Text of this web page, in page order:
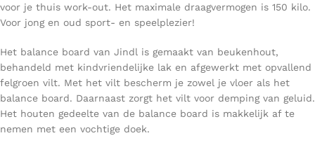
voor je thuis work-out. Het maximale draagvermogen is 150 kilo.
Voor jong en oud sport- en speelplezier!
Het balance board van Jindl is gemaakt van beukenhout,
behandeld met kindvriendelijke lak en afgewerkt met opvallend
felgroen vilt. Met het vilt bescherm je zowel je vloer als het
balance board. Daarnaast zorgt het vilt voor demping van geluid.
Het houten gedeelte van de balance board is makkelijk af te
nemen met een vochtige doek.